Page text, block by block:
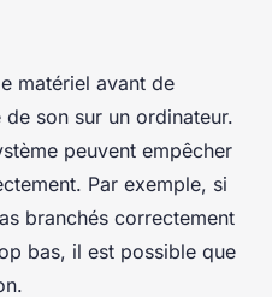
matériel avant de
son sur un ordinateur.
peuvent empêcher
Par exemple, si
branchés correctement
bas, il est possible que